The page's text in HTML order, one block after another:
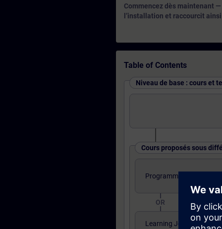
Commencez dès maintenant
l’installation et raccourcit
Table of Contents
Niveau de base : cours et
Cours proposés sous
Programmation TIA
OR
Learning Journey - TIA